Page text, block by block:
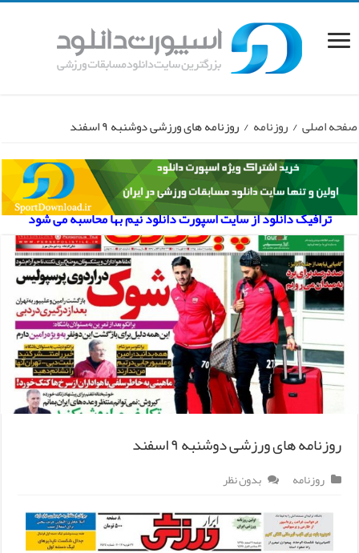
صفحه اصلی / روزنامه / روزنامه های ورزشی دوشنبه ۹ اسفند
ترافیک دانلود از سایت اسپورت دانلود نیم بها محاسبه می شود
روزنامه های ورزشی دوشنبه ۹ اسفند
روزنامه بدون نظر